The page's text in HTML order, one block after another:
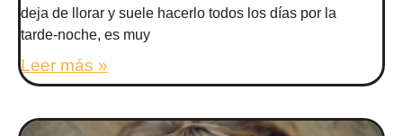
deja de llorar y suele hacerlo todos los días por la
tarde-noche, es muy
Leer más »